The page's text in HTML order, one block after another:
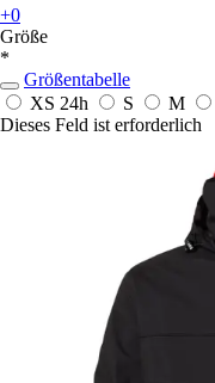
+0
Größe
*
Größentabelle
XS 24h S M
Dieses Feld ist erforderlich